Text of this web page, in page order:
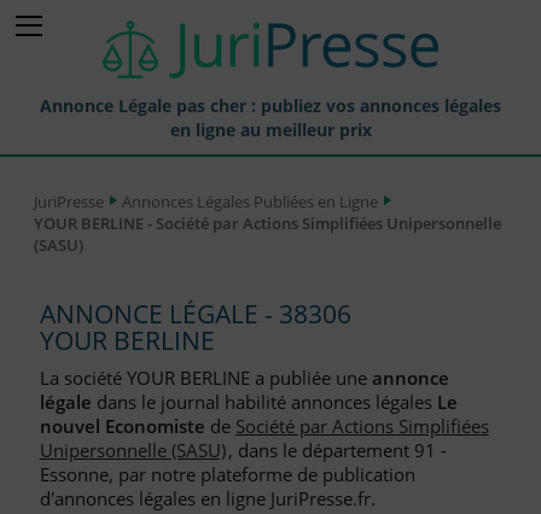
Annonce Légale pas cher : publiez vos annonces légales
en ligne au meilleur prix
Annonces Légales Publiées
Journaux Habilités (JAL) Annonces Légales
Liste des Greffes
Liste des CCI
Le Blog pour les Entreprises
JuriPresse
Annonces Légales Publiées en Ligne
YOUR BERLINE - Société par Actions Simplifiées Unipersonnelle
(SASU)
ANNONCE LÉGALE - 38306
YOUR BERLINE
La société YOUR BERLINE a publiée une annonce
légale dans le journal habilité annonces légales Le
nouvel Economiste de Société par Actions Simplifiées
Unipersonnelle (SASU), dans le département 91 -
Essonne, par notre plateforme de publication
d'annonces légales en ligne JuriPresse.fr.